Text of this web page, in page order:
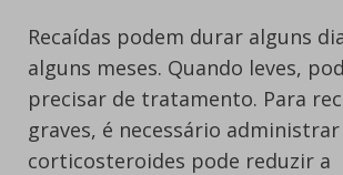
Recaídas podem durar alguns
alguns meses. Quando leves,
precisar de tratamento. Para
graves, é necessário administrar
corticosteroides pode reduzir a